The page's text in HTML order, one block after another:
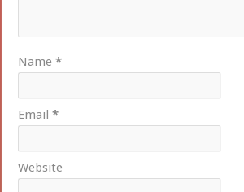
Name*
Email*
Website